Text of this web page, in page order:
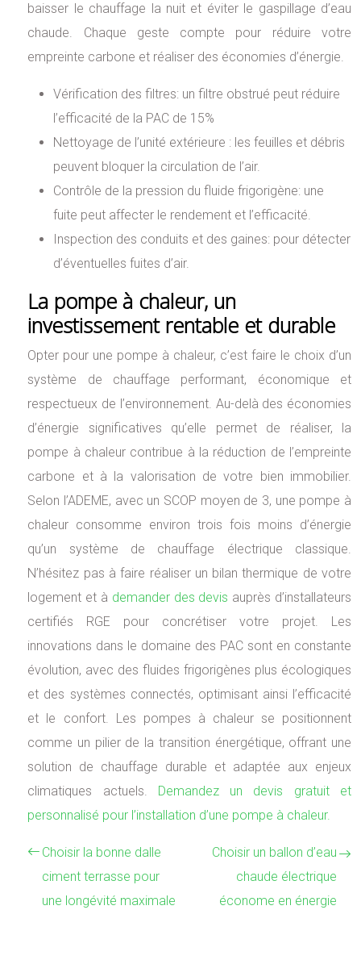
baisser le chauffage la nuit et éviter le gaspillage d’eau
chaude. Chaque geste compte pour réduire votre
empreinte carbone et réaliser des économies d’énergie.
Vérification des filtres: un filtre obstrué peut réduire
l’efficacité de la PAC de 15%
Nettoyage de l’unité extérieure : les feuilles et débris
peuvent bloquer la circulation de l’air.
Contrôle de la pression du fluide frigorigène: une
fuite peut affecter le rendement et l’efficacité.
Inspection des conduits et des gaines: pour détecter
d’éventuelles fuites d’air.
La pompe à chaleur, un
investissement rentable et durable
Opter pour une pompe à chaleur, c’est faire le choix d’un
système de chauffage performant, économique et
respectueux de l’environnement. Au-delà des économies
d’énergie significatives qu’elle permet de réaliser, la
pompe à chaleur contribue à la réduction de l’empreinte
carbone et à la valorisation de votre bien immobilier.
Selon l’ADEME, avec un SCOP moyen de 3, une pompe à
chaleur consomme environ trois fois moins d’énergie
qu’un système de chauffage électrique classique.
N’hésitez pas à faire réaliser un bilan thermique de votre
logement et à demander des devis auprès d’installateurs
certifiés RGE pour concrétiser votre projet. Les
innovations dans le domaine des PAC sont en constante
évolution, avec des fluides frigorigènes plus écologiques
et des systèmes connectés, optimisant ainsi l’efficacité
et le confort. Les pompes à chaleur se positionnent
comme un pilier de la transition énergétique, offrant une
solution de chauffage durable et adaptée aux enjeux
climatiques actuels.
Demandez un devis gratuit et
personnalisé pour l’installation d’une pompe à chaleur.
Choisir la bonne dalle
ciment terrasse pour
une longévité maximale
Choisir un ballon d’eau
chaude électrique
économe en énergie